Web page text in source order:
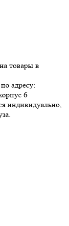
товары в
адресу:
6
индивидуально,